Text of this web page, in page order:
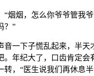
“烟烟，怎么你爷爷管我
？”
音一下子慌乱起来，半天
。年纪大了，口齿肯定
转，“医生说我们再休息